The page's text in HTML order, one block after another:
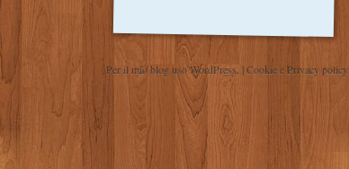
Per il mio blog uso WordPress. |Cookie e Privacy policy